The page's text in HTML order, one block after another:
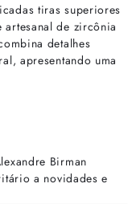
tiras superiores
artesanal de zircônia
detalhes
apresentando uma
Birman
a novidades e